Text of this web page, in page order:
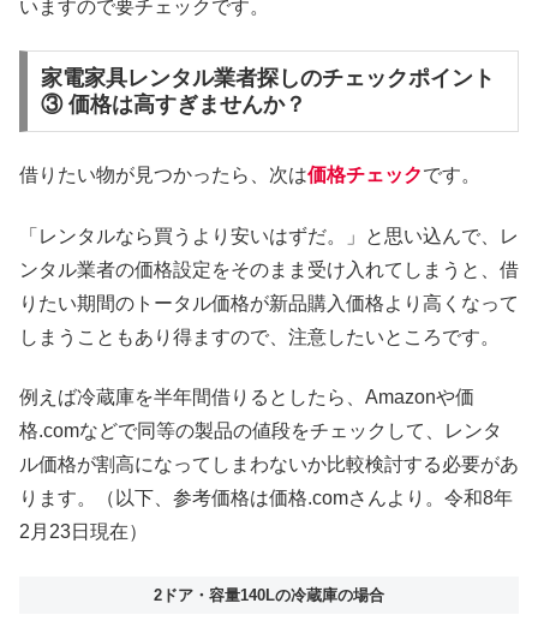
いますので要チェックです。
家電家具レンタル業者探しのチェックポイント
③ 価格は高すぎませんか？
借りたい物が見つかったら、次は価格チェックです。
「レンタルなら買うより安いはずだ。」と思い込んで、レ
ンタル業者の価格設定をそのまま受け入れてしまうと、借
りたい期間のトータル価格が新品購入価格より高くなって
しまうこともあり得ますので、注意したいところです。
例えば冷蔵庫を半年間借りるとしたら、Amazonや価
格.comなどで同等の製品の値段をチェックして、レンタ
ル価格が割高になってしまわないか比較検討する必要があ
ります。（以下、参考価格は価格.comさんより。令和8年
2月23日現在）
2ドア・容量140Lの冷蔵庫の場合